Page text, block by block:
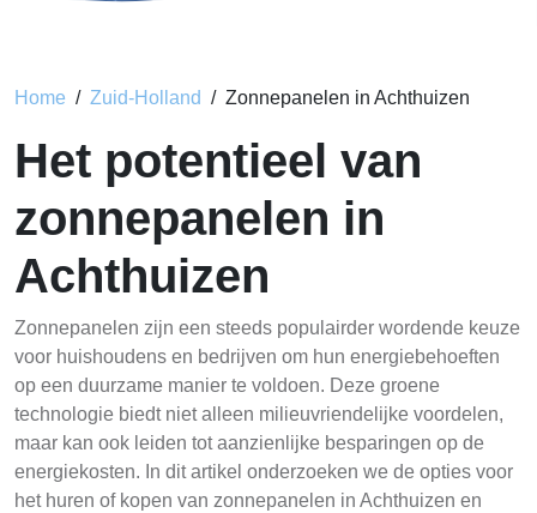
Home Zuid-Holland Zonnepanelen in Achthuizen
Het potentieel van
zonnepanelen in
Achthuizen
Zonnepanelen zijn een steeds populairder wordende keuze
voor huishoudens en bedrijven om hun energiebehoeften
op een duurzame manier te voldoen. Deze groene
technologie biedt niet alleen milieuvriendelijke voordelen,
maar kan ook leiden tot aanzienlijke besparingen op de
energiekosten. In dit artikel onderzoeken we de opties voor
het huren of kopen van zonnepanelen in Achthuizen en